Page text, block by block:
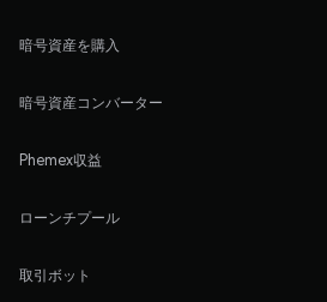
暗号資産を購入
暗号資産コンバーター
Phemex収益
ローンチプール
取引ボット